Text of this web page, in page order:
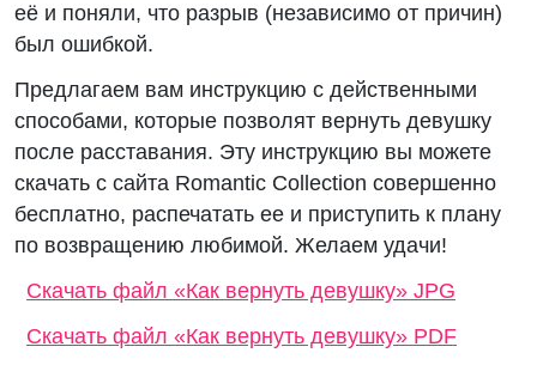
её и поняли, что разрыв (независимо от причин)
был ошибкой.
Предлагаем вам инструкцию с действенными
способами, которые позволят вернуть девушку
после расставания. Эту инструкцию вы можете
скачать с сайта Romantic Collection совершенно
бесплатно, распечатать ее и приступить к плану
по возвращению любимой. Желаем удачи!
Скачать файл «Как вернуть девушку» JPG
Скачать файл «Как вернуть девушку» PDF